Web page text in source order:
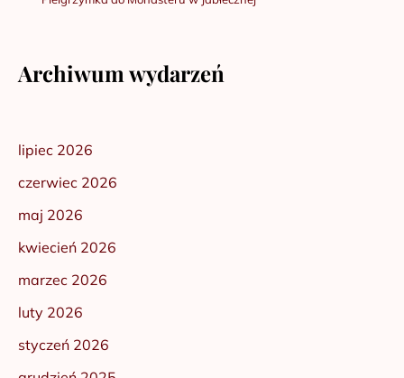
Archiwum wydarzeń
lipiec 2026
czerwiec 2026
maj 2026
kwiecień 2026
marzec 2026
luty 2026
styczeń 2026